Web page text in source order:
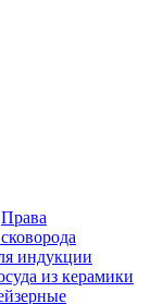
Права
индукции
из керамики